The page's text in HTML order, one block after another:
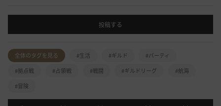
投稿する
全体のタグを見る #生活 #ギルド
#パーティ
#拠点戦
#占領戦 #戦闘 #ギルドリーグ
#航海
#冒険